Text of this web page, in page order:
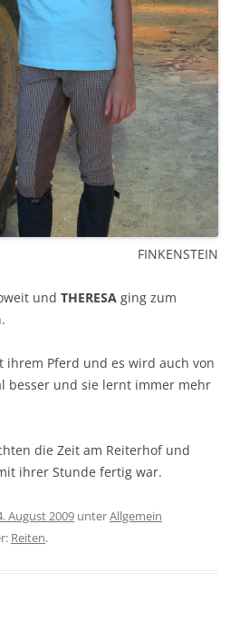
FINKENSTEIN
und THERESA ging zum
ihrem Pferd und es wird auch von
besser und sie lernt immer mehr
die Zeit am Reiterhof und
ihrer Stunde fertig war.
August 2009 unterAllgemein
Reiten.